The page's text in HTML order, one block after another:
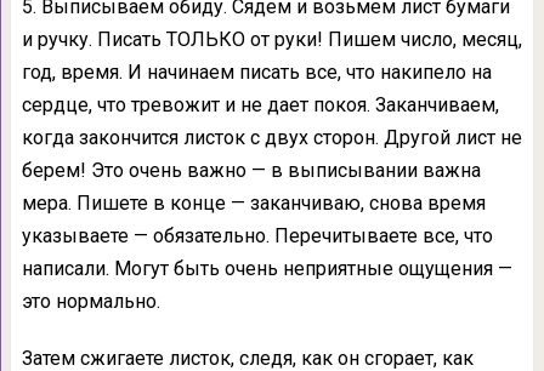
5. Выписываем обиду. Сядем и возьмем лист бумаги
и ручку. Писать ТОЛЬКО от руки! Пишем число, месяц,
год, время. И начинаем писать все, что накипело на
сердце, что тревожит и не дает покоя. Заканчиваем,
когда закончится листок с двух сторон. Другой лист не
берем! Это очень важно — в выписывании важна
мера. Пишете в конце — заканчиваю, снова время
указываете — обязательно. Перечитываете все, что
написали. Могут быть очень неприятные ощущения —
это нормально.
Затем сжигаете листок, следя, как он сгорает, как